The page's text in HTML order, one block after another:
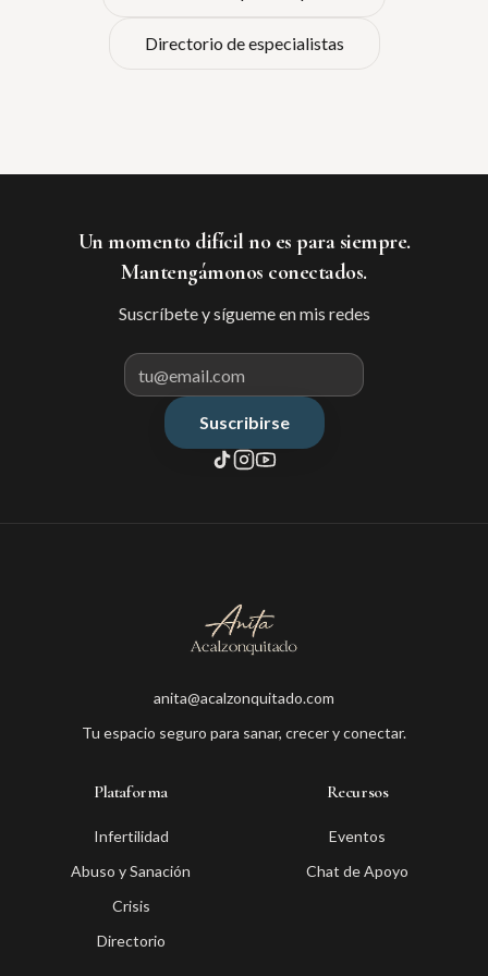
Directorio de especialistas
Un momento difícil no es para siempre.
Mantengámonos conectados.
Suscríbete y sígueme en mis redes
Correo electrónico para
Suscribirse
anita@acalzonquitado.com
Tu espacio seguro para sanar, crecer y conectar.
Plataforma
Infertilidad
Abuso y Sanación
Crisis
Directorio
Recursos
Eventos
Chat de Apoyo